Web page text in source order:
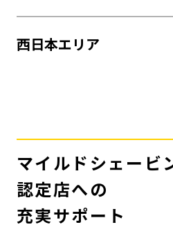
西日本エリア
マイルドシェービ
認定店への
充実サポート